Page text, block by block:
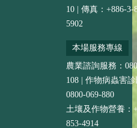
10 | 傳真：+886-3-
5902
本場服務專線
農業諮詢服務：
108 | 作物病蟲害
0800-069-880
土壤及作物營養：
853-4914